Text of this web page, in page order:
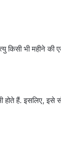
किसी भी महीने की
होते हैं. इसलिए, इसे